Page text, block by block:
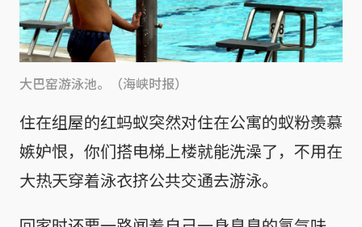
大巴窑游泳池。（海峡时报）
住在组屋的红蚂蚁突然对住在公寓的蚁粉羡慕
嫉妒恨，你们搭电梯上楼就能洗澡了，不用在
大热天穿着泳衣挤公共交通去游泳。